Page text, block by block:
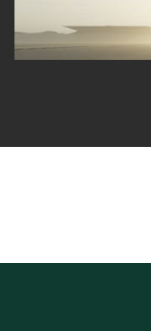
Mallit